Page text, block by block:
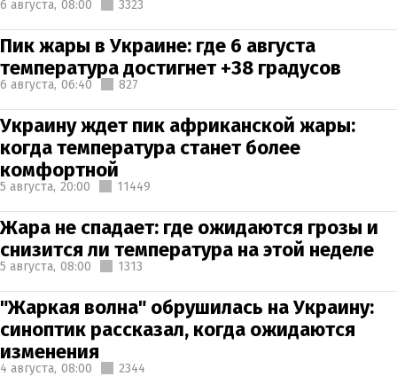
6 августа, 08:00 3323
Пик жары в Украине: где 6 августа
температура достигнет +38 градусов
6 августа, 06:40 827
Украину ждет пик африканской жары:
когда температура станет более
комфортной
5 августа, 20:00 11449
Жара не спадает: где ожидаются грозы и
снизится ли температура на этой неделе
5 августа, 08:00 1313
"Жаркая волна" обрушилась на Украину:
синоптик рассказал, когда ожидаются
изменения
4 августа, 08:00 2344